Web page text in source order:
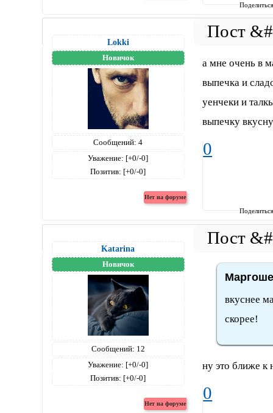
Lokki
Новичок
Сообщений: 4
Уважение: [+0/-0]
Позитив: [+0/-0]
а мне очень в
выпечка и
уенчеки и
выпечку
0
Katarina
Новичок
Сообщений: 12
Уважение: [+0/-0]
Позитив: [+0/-0]
вкуснее
скорее!
ну это ближе к
0